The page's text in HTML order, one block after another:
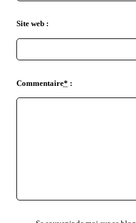
Site web :
Commentaire* :